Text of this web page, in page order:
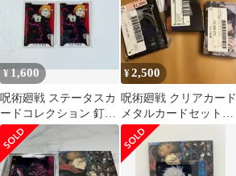
¥ 1,600
呪術廻戦 ステータスカ
ードコレクション 釘崎
野薔薇 2点
¥2,500
呪術廻戦 クリアカード
メタルカードセット
コレクションフルコン
プリート